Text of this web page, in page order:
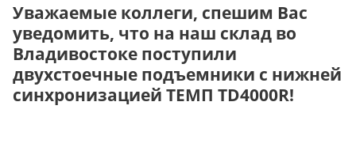
Уважаемые коллеги, спешим Вас
уведомить, что на наш склад во
Владивостоке поступили
двухстоечные подъемники с нижней
синхронизацией ТЕМП TD4000R!